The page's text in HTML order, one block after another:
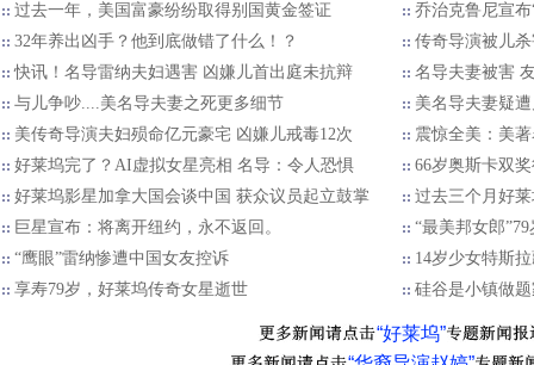
过去一年，美国富豪纷纷取得别国黄金签证
乔治克鲁尼宣
32年养出凶手？他到底做错了什么！？
传奇导演被儿
快讯！名导雷纳夫妇遇害 凶嫌儿首出庭未抗辩
名导夫妻被害
与儿争吵....美名导夫妻之死更多细节
美名导夫妻疑
美传奇导演夫妇殒命亿元豪宅 凶嫌儿戒毒12次
震惊全美：美
好莱坞完了？AI虚拟女星亮相 名导：令人恐惧
66岁奥斯卡双
好莱坞影星加拿大国会谈中国 获众议员起立鼓掌
过去三个月好
巨星宣布：将离开纽约，永不返回。
“最美邦女郎
“鹰眼”雷纳惨遭中国女友控诉
14岁少女特斯
享寿79岁，好莱坞传奇女星逝世
硅谷是小镇做
“好莱坞”